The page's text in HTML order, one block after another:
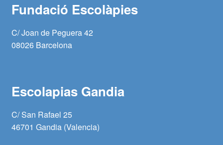
Fundació Escolàpies
C/ Joan de Peguera 42
08026 Barcelona
Escolapias Gandia
C/ San Rafael 25
46701 Gandia (Valencia)